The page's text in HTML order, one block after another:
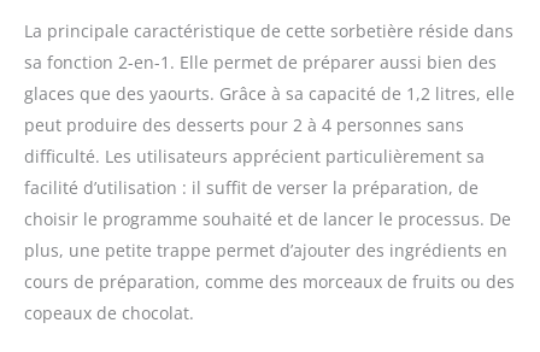
les liquides, préparer des
glaces ou bien des
yaourts très facilement.
De plus, le récipient d'1,2
L est amovible pour un
nettoyage facile
Utilisation et nettoyage
faciles – La yaourtière
dispose d'un affichage
digital pour le réglage du
temps et de la
La principale caractéristique de cette sorbetière réside dans
sa fonction 2-en-1. Elle permet de préparer aussi bien des
glaces que des yaourts. Grâce à sa capacité de 1,2 litres, elle
peut produire des desserts pour 2 à 4 personnes sans
difficulté. Les utilisateurs apprécient particulièrement sa
facilité d’utilisation : il suffit de verser la préparation, de
choisir le programme souhaité et de lancer le processus. De
plus, une petite trappe permet d’ajouter des ingrédients en
cours de préparation, comme des morceaux de fruits ou des
copeaux de chocolat.